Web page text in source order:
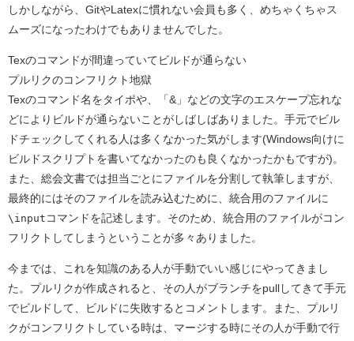
しかしながら、GitやLatexに慣れない会員も多く、めちゃくちゃス
ムーズになったわけでもありませんでした。
Texのコマンドが間違っていてビルドが通らない
プルリクのコンフリクト地獄
Texのコマンド名をタイポや、「&」などの文字のエスケープ忘れな
どによりビルドが通らないことがしばしばありました。手元でビル
ドチェックしてくれる人は多くなかった気がします(Windows向けに
ビルドスクリプトを書いてなかったのも良くなかったかもですが)。
また、総会文書では担当ごとにファイルを分割して執筆しますが、
最終的にはそのファイルを読み込むために、統合用のファイルに
\input コマンドを記述します。そのため、統合用のファイルがコン
フリクトしてしまうということが多々ありました。
今までは、これを知識のある人が手動でいい感じにやってきまし
た。プルリクが作成されると、その人がブランチをpullしてきて手元
でビルドして、ビルドに失敗するとコメントします。また、プルリ
クがコンフリクトしている時は、マージする時にその人が手動で行